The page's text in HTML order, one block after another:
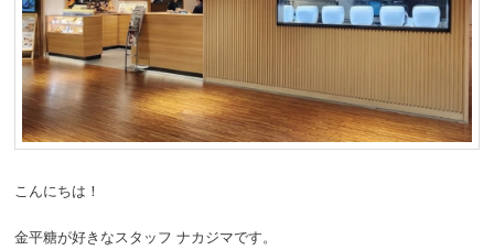
こんにちは！
金平糖が好きなスタッフ ナカジマです。